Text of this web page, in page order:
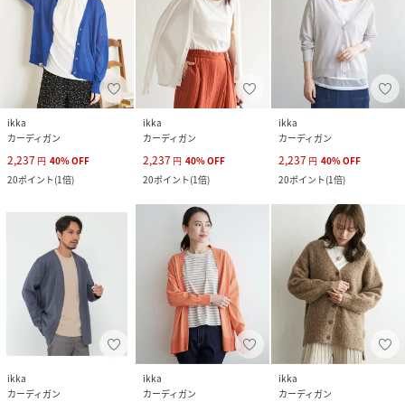
ikka
カーディガン
2,237 円 40%OFF
20ポイント(1倍)
ikka
カーディガン
2,237 円 40%OFF
20ポイント(1倍)
ikka
カーディガン
2,237 円 40%OFF
20ポイント(1倍)
ikka
カーディガン
ikka
カーディガン
ikka
カーディガン